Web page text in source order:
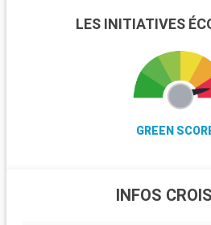
LES INITIATIVES
GREEN
INFOS